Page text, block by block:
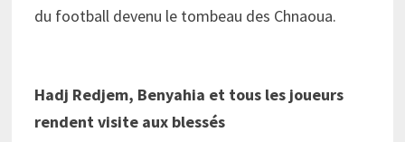
du football devenu le tombeau des Chnaoua.
Hadj Redjem, Benyahia et tous les joueurs
rendent visite aux blessés